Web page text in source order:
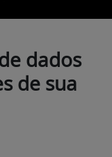
dados
de sua